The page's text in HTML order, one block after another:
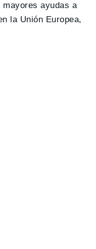
ayudas a
la Unión Europea,